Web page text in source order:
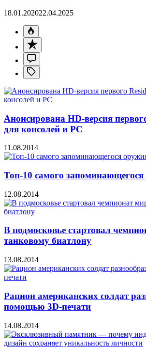
18.01.202022.04.2025
Анонсирована HD-версия
для консолей и PC
11.08.2014
Топ-10 самого
12.08.2014
В подмосковье стартовал
танковому биатлону
13.08.2014
Рацион американских солдат
помощью 3D-печати
14.08.2014